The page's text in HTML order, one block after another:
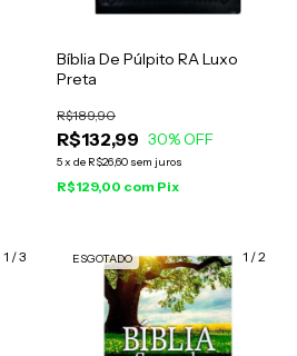
Bíblia De Púlpito RA Luxo
Preta
R$132,99
R$189,90
30% OFF
5x de R$26,60 sem juros
R$129,00 com Pix
1 /3 1 /2
ESGOTADO